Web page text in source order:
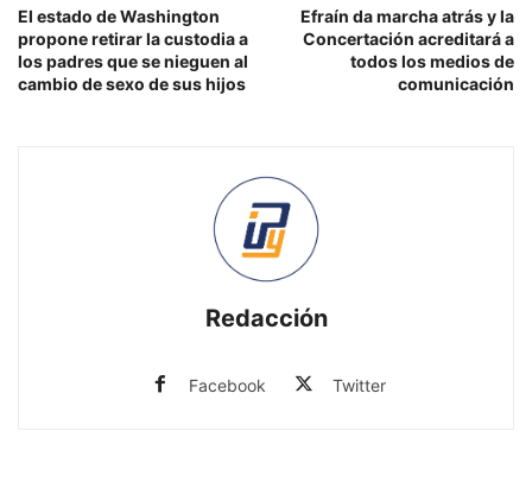
El estado de Washington
propone retirar la custodia a
los padres que se nieguen al
cambio de sexo de sus hijos
Efraín da marcha atrás y la
Concertación acreditará a
todos los medios de
comunicación
Redacción
Facebook Twitter